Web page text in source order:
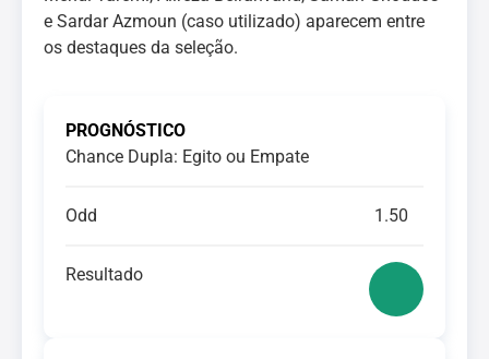
e Sardar Azmoun (caso utilizado) aparecem entre
os destaques da seleção.
PROGNÓSTICO
Chance Dupla: Egito ou Empate
Odd 1.50
Resultado